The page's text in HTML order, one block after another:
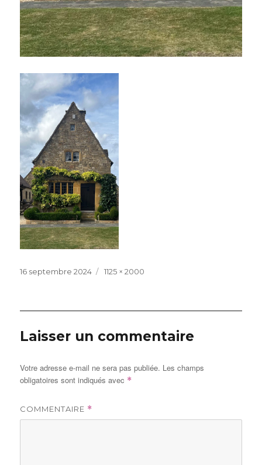
Publié
16 septembre 2024
Taille
1125 × 2000
Laisser un commentaire
Votre adresse e-mail ne sera pas publiée. Les champs
obligatoires sont indiqués avec *
COMMENTAIRE *